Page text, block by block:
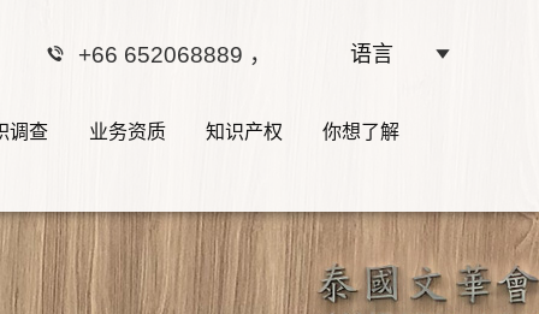
语言
+66 652068889 ，
调查 业务资质 知识产权 你想了解